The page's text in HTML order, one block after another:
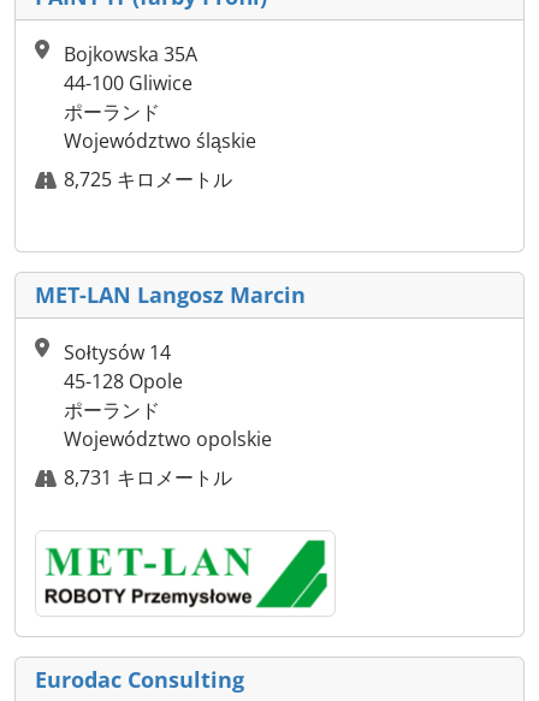
Bojkowska 35A
44-100 Gliwice
ポーランド
Województwo śląskie
8,725 キロメートル
MET-LAN Langosz Marcin
Sołtysów 14
45-128 Opole
ポーランド
Województwo opolskie
8,731 キロメートル
Eurodac Consulting